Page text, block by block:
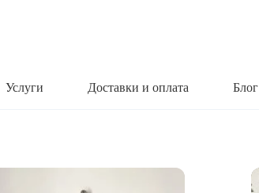
Услуги Доставки и оплата Блог